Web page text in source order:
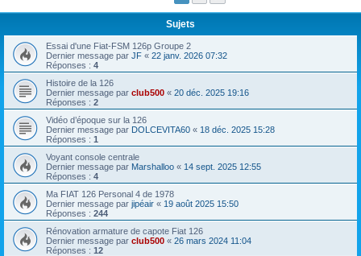
Sujets
Essai d'une Fiat-FSM 126p Groupe 2
Dernier message par JF « 22 janv. 2026 07:32
Réponses : 4
Histoire de la 126
Dernier message par club500 « 20 déc. 2025 19:16
Réponses : 2
Vidéo d’époque sur la 126
Dernier message par DOLCEVITA60 « 18 déc. 2025 15:28
Réponses : 1
Voyant console centrale
Dernier message par Marshalloo « 14 sept. 2025 12:55
Réponses : 4
Ma FIAT 126 Personal 4 de 1978
Dernier message par jipéair « 19 août 2025 15:50
Réponses : 244
Rénovation armature de capote Fiat 126
Dernier message par club500 « 26 mars 2024 11:04
Réponses : 12